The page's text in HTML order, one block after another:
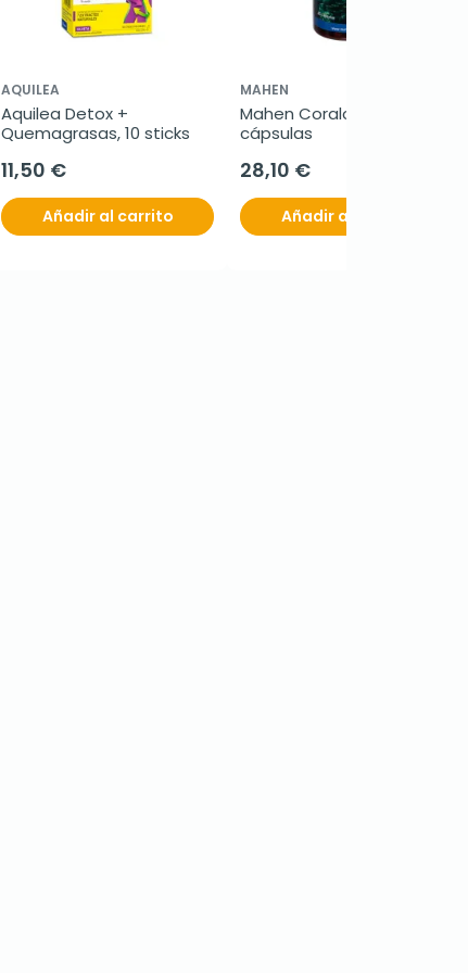
AQUILEA
Aquilea Detox +
Quemagrasas, 10 sticks
11,50 €
Añadir al carrito
MAHEN
Mahen Coralcart, 60
cápsulas
28,10 €
Añadir al carrito